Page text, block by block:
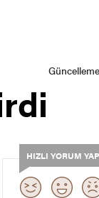
HIZLI YORUM YAP